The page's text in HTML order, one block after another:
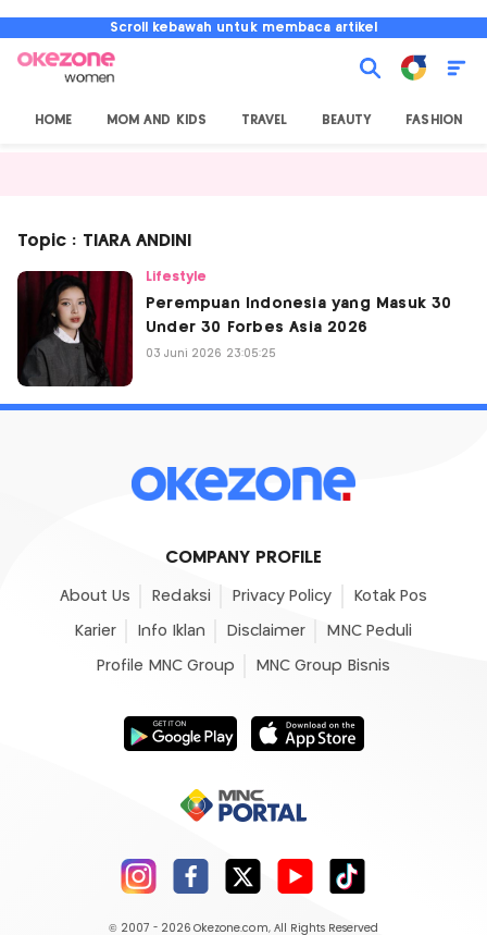
Scroll kebawah untuk membaca artikel
HOME MOM AND KIDS TRAVEL BEAUTY FASHION
Topic : TIARA ANDINI
Lifestyle
Perempuan Indonesia yang Masuk 30
Under 30 Forbes Asia 2026
03 Juni 2026 23:05:25
COMPANY PROFILE
About Us Redaksi Privacy Policy Kotak Pos
Karier Info Iklan Disclaimer MNC Peduli
Profile MNC Group MNC Group Bisnis
© 2007 - 2026 Okezone.com, All Rights Reserved